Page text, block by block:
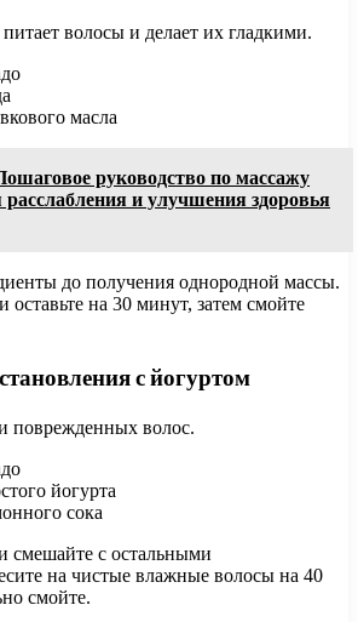
волосы и делает их гладкими.
масла
руководство по массажу
и улучшения здоровья
до получения однородной массы.
оставьте на 30 минут, затем смойте
с йогуртом
поврежденных волос.
йогурта
сока
смешайте с остальными
на чистые влажные волосы на 40
смойте.